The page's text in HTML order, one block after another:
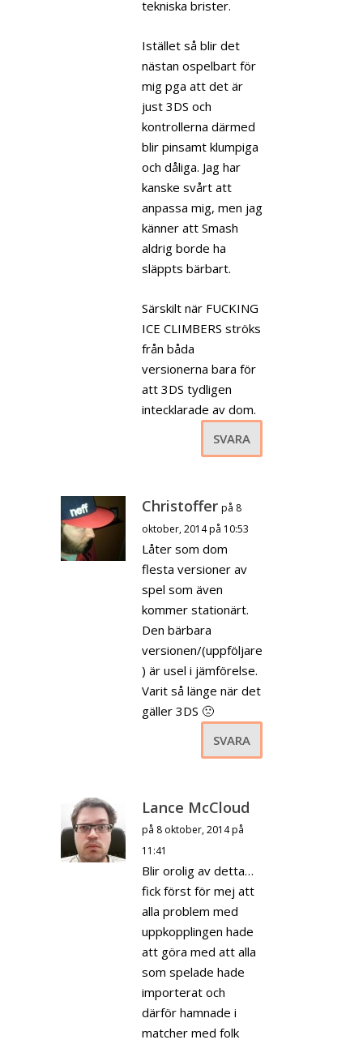
tekniska brister.
Istället så blir det
nästan ospelbart för
mig pga att det är
just 3DS och
kontrollerna därmed
blir pinsamt klumpiga
och dåliga. Jag har
kanske svårt att
anpassa mig, men jag
känner att Smash
aldrig borde ha
släppts bärbart.
Särskilt när FUCKING
ICE CLIMBERS ströks
från båda
versionerna bara för
att 3DS tydligen
intecklarade av dom.
SVARA
Christoffer på 8
oktober, 2014 på 10:53
Låter som dom
flesta versioner av
spel som även
kommer stationärt.
Den bärbara
versionen/(uppföljare
) är usel i jämförelse.
Varit så länge när det
gäller 3DS 🙁
SVARA
Lance McCloud
på 8 oktober, 2014 på
11:41
Blir orolig av detta…
fick först för mej att
alla problem med
uppkopplingen hade
att göra med att alla
som spelade hade
importerat och
därför hamnade i
matcher med folk